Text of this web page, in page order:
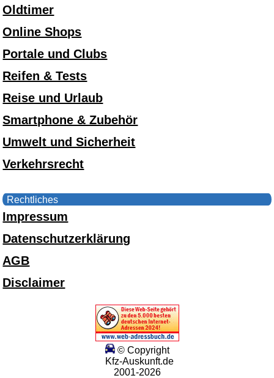
Oldtimer
Online Shops
Portale und Clubs
Reifen & Tests
Reise und Urlaub
Smartphone & Zubehör
Umwelt und Sicherheit
Verkehrsrecht
Rechtliches
Impressum
Datenschutzerklärung
AGB
Disclaimer
© Copyright
Kfz-Auskunft.de
2001-2026